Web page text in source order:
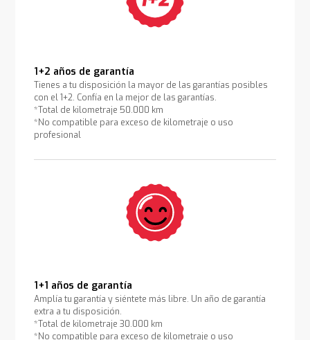
1+2 años de garantía
Tienes a tu disposición la mayor de las garantías posibles
con el 1+2. Confía en la mejor de las garantías.
*Total de kilometraje 50.000 km
*No compatible para exceso de kilometraje o uso
profesional
1+1 años de garantía
Amplía tu garantía y siéntete más libre. Un año de garantía
extra a tu disposición.
*Total de kilometraje 30.000 km
*No compatible para exceso de kilometraje o uso